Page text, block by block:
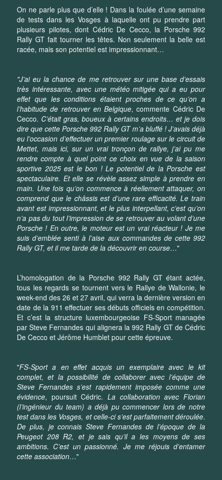
On ne parle plus que d’elle ! Dans la foulée d’une semaine
de tests dans les Vosges à laquelle ont pu prendre part
plusieurs pilotes, dont Cédric De Cecco, la Porsche 992
Rally GT fait tourner les têtes. Non seulement la belle est
racée, mais son potentiel est impressionnant…
"J’ai eu la chance de me retrouver sur une base d’essais
très intéressante, avec une météo mitigée qui a eu pour
effet que les conditions étaient proches de ce qu’on a
l’habitude de retrouver en Belgique, commente Cédric De
Cecco. C’était gras, boueux à certains endroits… et je dois
dire que cette Porsche 992 Rally GT m’a bluffé ! J’avais déjà
eu l’occasion d’effectuer un premier roulage sur le circuit de
Mettet, mais ici, sur un vrai tronçon de rallye, j’ai pu me
rendre compte à quel point ce choix en vue de la saison
sportive 2025 est le bon ! Le potentiel de la Porsche est
spectaculaire. Et elle se révèle assez simple à prendre en
main. Une fois qu’on commence à réellement attaquer, on
comprend que le châssis est d’une rare efficacité. Le train
avant est impressionnant, et le plus interpellant, c’est qu’on
n’a pas du tout l’impression de se retrouver au volant d’une
Porsche ! En outre, le moteur est un vrai réacteur ! Je me
suis d’emblée senti à l’aise aux commandes de cette 992
Rally GT, et il me tarde de la découvrir en course…"
L’homologation de la Porsche 992 Rally GT étant actée,
tous les regards se tournent vers le Rallye de Wallonie, le
week-end des 26 et 27 avril, qui verra la dernière version en
date de la 911 effectuer ses débuts officiels en compétition.
Et c’est la structure luxembourgeoise FS-Sport managée
par Steve Fernandes qui alignera la 992 Rally GT de Cédric
De Cecco et Jérôme Humblet pour cette épreuve.
"FS-Sport a en effet acquis un exemplaire avec le kit
complet, et la possibilité de collaborer avec l’équipe de
Steve Fernandes s’est rapidement imposée comme une
évidence, poursuit Cédric. La collaboration avec Florian
(l’ingénieur du team) a déjà pu commencer lors de notre
test dans les Vosges, et celle-ci s’est parfaitement déroulée.
De plus, je connais Steve Fernandes de l’époque de la
Peugeot 208 R2, et je sais qu’il a les moyens de ses
ambitions. C’est un passionné. Je me réjouis d’entamer
cette association…"